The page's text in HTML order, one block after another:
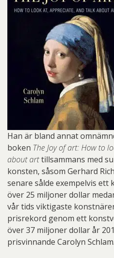
Han är bland annat
boken The Joy of art: How to
about arttillsammans med
konsten, såsom Gerhard
senare sålde exempelvis ett
över 25 miljoner dollar
vår tids viktigaste
prisrekord genom ett
över 37 miljoner dollar år
prisvinnande Carolyn Schlam.